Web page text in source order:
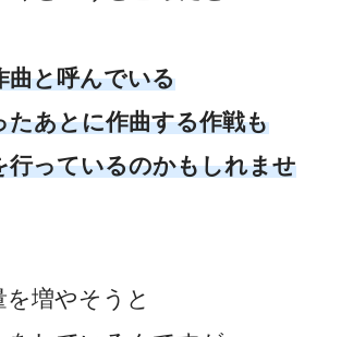
曲と呼んでいる
たあとに作曲する作戦も
行っているのかもしれませ
増やそうと